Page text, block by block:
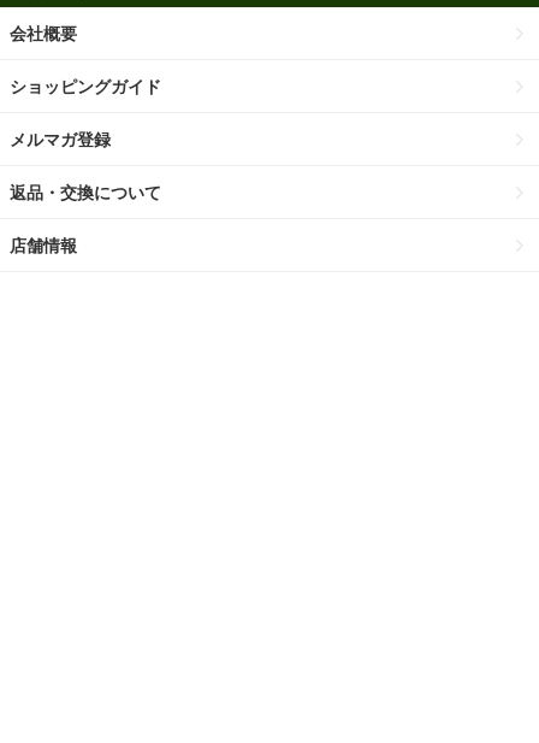
会社概要
ショッピングガイド
メルマガ登録
返品・交換について
店舗情報